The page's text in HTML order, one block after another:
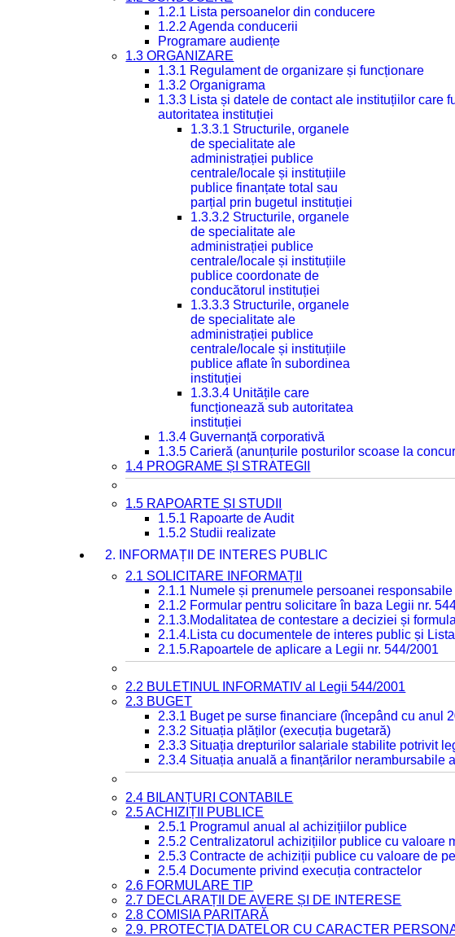
1.2.1 Lista persoanelor din conducere
1.2.2 Agenda conducerii
Programare audiențe
1.3 ORGANIZARE
1.3.1 Regulament de organizare și funcționare
1.3.2 Organigrama
1.3.3 Lista și datele de contact ale instituțiilor care
autoritatea instituției
1.3.3.1 Structurile, organele
de specialitate ale
administrației publice
centrale/locale și instituțiile
publice finanțate total sau
parțial prin bugetul instituției
1.3.3.2 Structurile, organele
de specialitate ale
administrației publice
centrale/locale și instituțiile
publice coordonate de
conducătorul instituției
1.3.3.3 Structurile, organele
de specialitate ale
administrației publice
centrale/locale și instituțiile
publice aflate în subordinea
instituției
1.3.3.4 Unitățile care
funcționează sub autoritatea
instituției
1.3.4 Guvernanță corporativă
1.3.5 Carieră (anunțurile posturilor scoase la
1.4 PROGRAME ȘI STRATEGII
1.5 RAPOARTE ȘI STUDII
1.5.1 Rapoarte de Audit
1.5.2 Studii realizate
2. INFORMAȚII DE INTERES PUBLIC
2.1 SOLICITARE INFORMAȚII
2.1.1 Numele și prenumele persoanei
2.1.2 Formular pentru solicitare în baza Legii nr.
2.1.3.Modalitatea de contestare a deciziei și
2.1.4.Lista cu documentele de interes public și
2.1.5.Rapoartele de aplicare a Legii nr. 544/2001
2.2 BULETINUL INFORMATIV al Legii 544/2001
2.3 BUGET
2.3.1 Buget pe surse financiare (începând cu anul
2.3.2 Situația plăților (execuția bugetară)
2.3.3 Situația drepturilor salariale stabilite potrivit
2.3.4 Situația anuală a finanțărilor nerambursabile
2.4 BILANȚURI CONTABILE
2.5 ACHIZIȚII PUBLICE
2.5.1 Programul anual al achizițiilor publice
2.5.2 Centralizatorul achizițiilor publice cu valoare
2.5.3 Contracte de achiziții publice cu valoare de
2.5.4 Documente privind execuția contractelor
2.6 FORMULARE TIP
2.7 DECLARAȚII DE AVERE ȘI DE INTERESE
2.8 COMISIA PARITARĂ
2.9. PROTECȚIA DATELOR CU CARACTER